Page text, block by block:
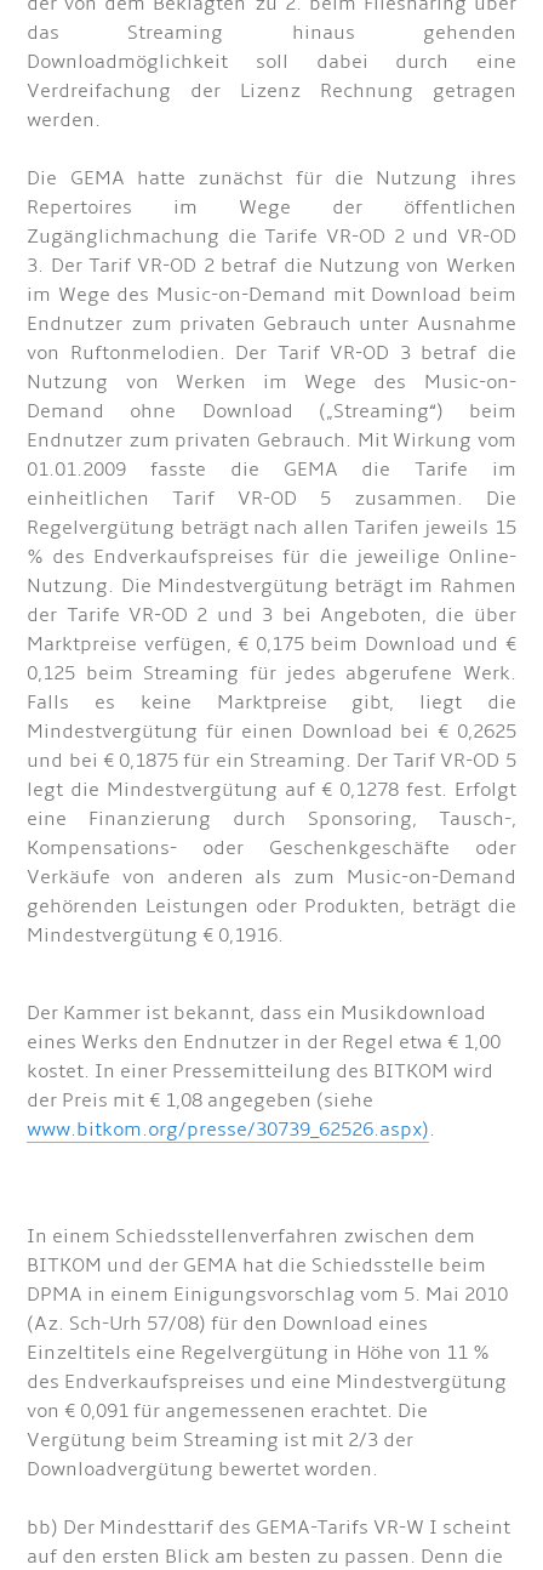
das Streaming hinaus gehenden
Downloadmöglichkeit soll dabei durch eine
Verdreifachung der Lizenz Rechnung getragen
werden.
Die GEMA hatte zunächst für die Nutzung ihres
Repertoires im Wege der öffentlichen
Zugänglichmachung die Tarife VR-OD 2 und VR-OD
3. Der Tarif VR-OD 2 betraf die Nutzung von Werken
im Wege des Music-on-Demand mit Download beim
Endnutzer zum privaten Gebrauch unter Ausnahme
von Ruftonmelodien. Der Tarif VR-OD 3 betraf die
Nutzung von Werken im Wege des Music-on-
Demand ohne Download („Streaming“) beim
Endnutzer zum privaten Gebrauch. Mit Wirkung vom
01.01.2009 fasste die GEMA die Tarife im
einheitlichen Tarif VR-OD 5 zusammen. Die
Regelvergütung beträgt nach allen Tarifen jeweils 15
% des Endverkaufspreises für die jeweilige Online-
Nutzung. Die Mindestvergütung beträgt im Rahmen
der Tarife VR-OD 2 und 3 bei Angeboten, die über
Marktpreise verfügen, € 0,175 beim Download und €
0,125 beim Streaming für jedes abgerufene Werk.
Falls es keine Marktpreise gibt, liegt die
Mindestvergütung für einen Download bei € 0,2625
und bei € 0,1875 für ein Streaming. Der Tarif VR-OD 5
legt die Mindestvergütung auf € 0,1278 fest. Erfolgt
eine Finanzierung durch Sponsoring, Tausch-,
Kompensations- oder Geschenkgeschäfte oder
Verkäufe von anderen als zum Music-on-Demand
gehörenden Leistungen oder Produkten, beträgt die
Mindestvergütung € 0,1916.
Der Kammer ist bekannt, dass ein Musikdownload
eines Werks den Endnutzer in der Regel etwa € 1,00
kostet. In einer Pressemitteilung des BITKOM wird
der Preis mit € 1,08 angegeben (siehe
www.bitkom.org/presse/30739_62526.aspx).
In einem Schiedsstellenverfahren zwischen dem
BITKOM und der GEMA hat die Schiedsstelle beim
DPMA in einem Einigungsvorschlag vom 5. Mai 2010
(Az. Sch-Urh 57/08) für den Download eines
Einzeltitels eine Regelvergütung in Höhe von 11 %
des Endverkaufspreises und eine Mindestvergütung
von € 0,091 für angemessenen erachtet. Die
Vergütung beim Streaming ist mit 2/3 der
Downloadvergütung bewertet worden.
bb) Der Mindesttarif des GEMA-Tarifs VR-W I scheint
auf den ersten Blick am besten zu passen. Denn die